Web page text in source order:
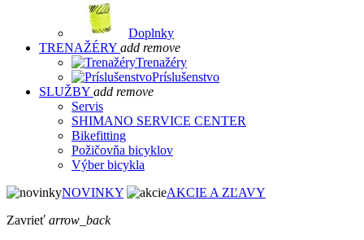
Doplnky
TRENAŽÉRY add remove
Trenažéry
Príslušenstvo
SLUŽBY add remove
Servis
SHIMANO SERVICE CENTER
Bikefitting
Požičovňa bicyklov
Výber bicykla
NOVINKY
AKCIE A ZĽAVY
Zavrieť arrow_back